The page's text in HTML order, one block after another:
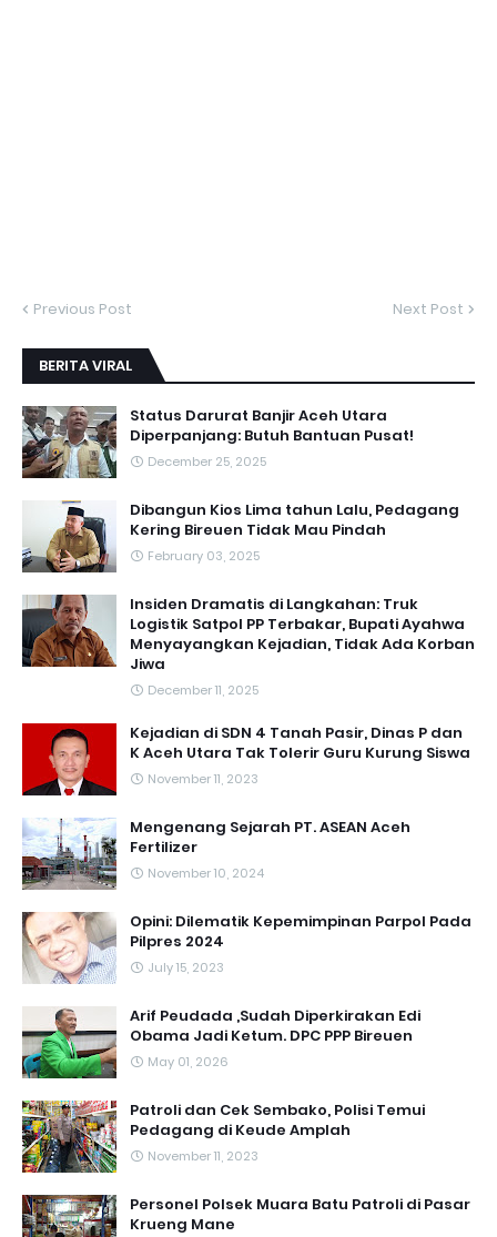
Previous Post Next Post
BERITA VIRAL
Status Darurat Banjir Aceh Utara
Diperpanjang: Butuh Bantuan Pusat!
December 25, 2025
Dibangun Kios Lima tahun Lalu, Pedagang
Kering Bireuen Tidak Mau Pindah
February 03, 2025
Insiden Dramatis di Langkahan: Truk
Logistik Satpol PP Terbakar, Bupati Ayahwa
Menyayangkan Kejadian, Tidak Ada Korban
Jiwa
December 11, 2025
Kejadian di SDN 4 Tanah Pasir, Dinas P dan
K Aceh Utara Tak Tolerir Guru Kurung Siswa
November 11, 2023
Mengenang Sejarah PT. ASEAN Aceh
Fertilizer
November 10, 2024
Opini: Dilematik Kepemimpinan Parpol Pada
Pilpres 2024
July 15, 2023
Arif Peudada ,Sudah Diperkirakan Edi
Obama Jadi Ketum. DPC PPP Bireuen
May 01, 2026
Patroli dan Cek Sembako, Polisi Temui
Pedagang di Keude Amplah
November 11, 2023
Personel Polsek Muara Batu Patroli di Pasar
Krueng Mane